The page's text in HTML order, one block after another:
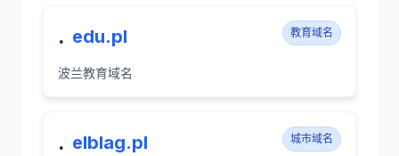
. edu.pl 教育域名
波兰教育域名
. elblag.pl 城市域名